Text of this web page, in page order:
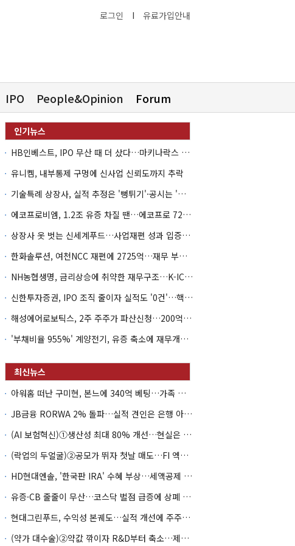
로그인 I 유료가입안내
IPO People&Opinion Forum
HB인베스트, IPO 무산 때 더 샀다…마키나락스 투자 2.7배 회수
유니켐, 내부통제 구멍에 신사업 신뢰도까지 추락
기술특례 상장사, 실적 추정은 '뻥튀기'·공시는 '누락'
에코프로비엠, 1.2조 유증 차질 땐…에코프로 7270억 '독박'
상장사 옷 벗는 신세계푸드…사업재편 성과 입증할까
한화솔루션, 여천NCC 재편에 2725억…재무 부담 커지나
NH농협생명, 금리상승에 취약한 재무구조…K-ICS 변동성 '주의보'
신한투자증권, IPO 조직 줄이자 실적도 '0건'…핵심 인력까지 이탈
해성에어로보틱스, 2주 주주가 파산신청…200억 CB 분쟁 확산
'부채비율 955%' 계양전기, 유증 축소에 재무개선 효과 '뚝'
아워홈 떠난 구미현, 본느에 340억 베팅…가족 지배체제 구축
JB금융 RORWA 2% 돌파…실적 견인은 은행 아닌 캐피탈
(AI 보험혁신)①생산성 최대 80% 개선…현실은 '실행 격차'
(락업의 두얼굴)②공모가 뛰자 첫날 매도…FI 엑시트 전략 갈렸다
HD현대엔솔, '한국판 IRA' 수혜 부상…세액공제 선택이 변수
유증·CB 줄줄이 무산…코스닥 벌점 급증에 상폐 압박
현대그린푸드, 수익성 본궤도…실적 개선에 주주환원까지
(약가 대수술)②약값 깎이자 R&D부터 축소…제약업계 비상경영 돌입